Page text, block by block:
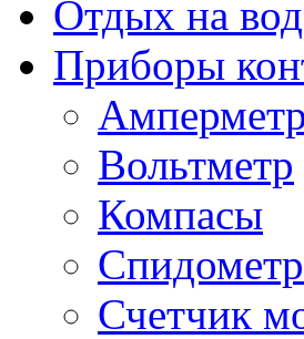
Отдых на
Приборы
Амперметр
Вольтметр
Компасы
Спидометр
Счетчик